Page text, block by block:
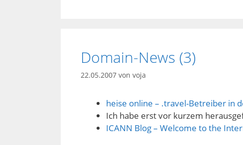
Domain-News (3)
22.05.2007 von voja
heise online – .travel-Betreiber in
Ich habe erst vor kurzem
ICANN Blog – Welcome to the